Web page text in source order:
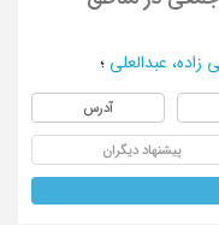
زاده، عبدالعلی ؛
آدرس
پیشنهاد دیگران